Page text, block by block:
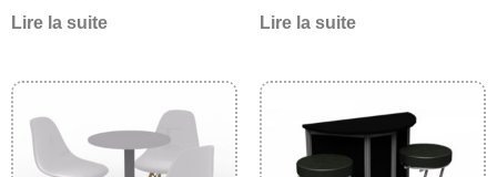
Lire la suite
Lire la suite